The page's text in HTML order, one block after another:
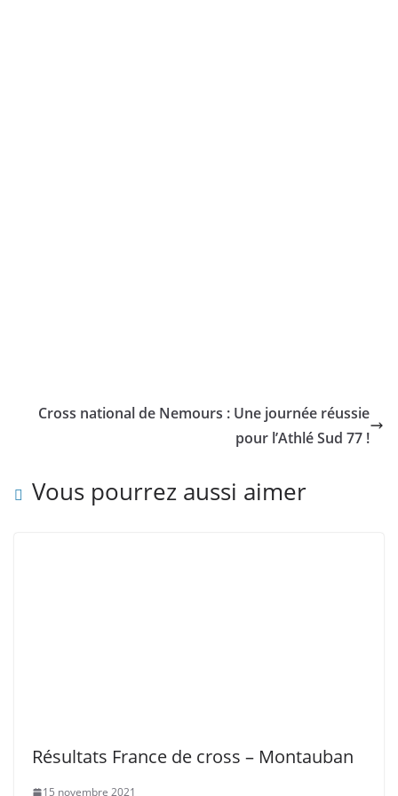
Cross national de Nemours : Une journée réussie
pour l’Athlé Sud 77 !
Vous pourrez aussi aimer
Résultats France de cross – Montauban
15 novembre 2021